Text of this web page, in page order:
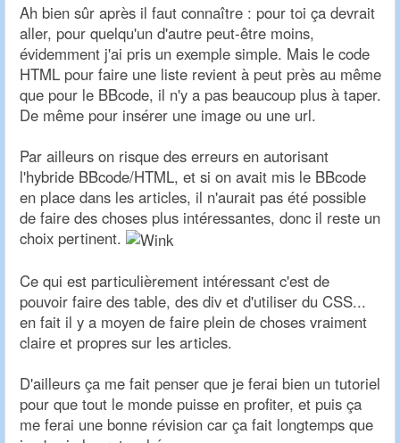
Ah bien sûr après il faut connaître : pour toi ça devrait
aller, pour quelqu'un d'autre peut-être moins,
évidemment j'ai pris un exemple simple. Mais le code
HTML pour faire une liste revient à peut près au même
que pour le BBcode, il n'y a pas beaucoup plus à taper.
De même pour insérer une image ou une url.
Par ailleurs on risque des erreurs en autorisant
l'hybride BBcode/HTML, et si on avait mis le BBcode
en place dans les articles, il n'aurait pas été possible
de faire des choses plus intéressantes, donc il reste un
choix pertinent.
Ce qui est particulièrement intéressant c'est de
pouvoir faire des table, des div et d'utiliser du CSS...
en fait il y a moyen de faire plein de choses vraiment
claire et propres sur les articles.
D'ailleurs ça me fait penser que je ferai bien un tutoriel
pour que tout le monde puisse en profiter, et puis ça
me ferai une bonne révision car ça fait longtemps que